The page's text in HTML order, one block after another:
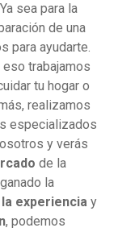
sea para la
de una
para ayudarte.
eso trabajamos
tu hogar o
realizamos
especializados
y verás
de la
ganado la
la experiencia y
, podemos